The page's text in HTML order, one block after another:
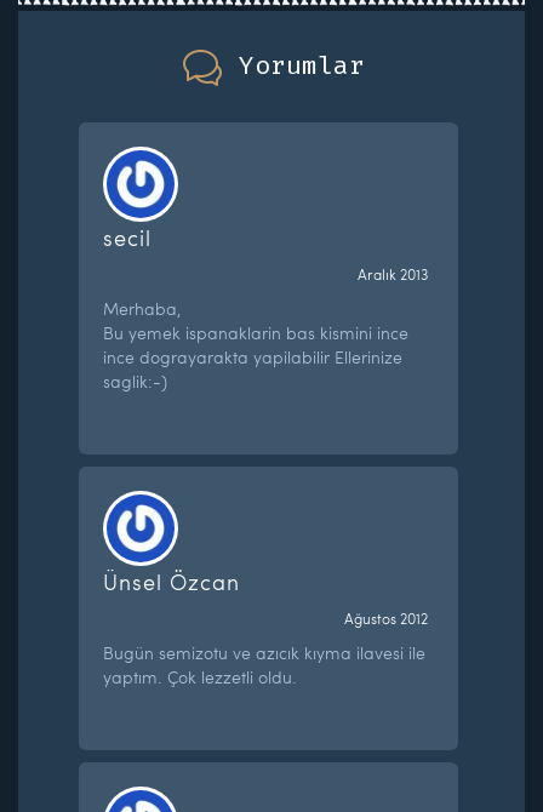
Yorumlar
secil
Aralık 2013
Merhaba,
Bu yemek ispanaklarin bas kismini ince
ince dograyarakta yapilabilir Ellerinize
saglik:-)
Ünsel Özcan
Ağustos 2012
Bugün semizotu ve azıcık kıyma ilavesi ile
yaptım. Çok lezzetli oldu.